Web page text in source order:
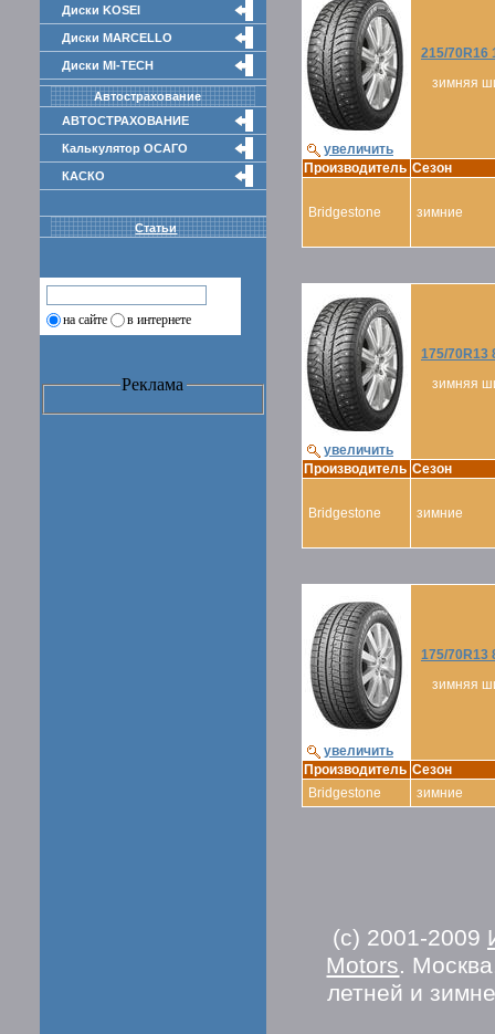
Диски KOSEI
Диски MARCELLO
Диски MI-TECH
Автострахование
АВТОСТРАХОВАНИЕ
Калькулятор ОСАГО
КАСКО
Статьи
на сайте в интернете
Реклама
увеличить
215/70R16
зимняя
Производитель Сезон
Bridgestone зимние
увеличить
175/70R13
зимняя
Производитель Сезон
Bridgestone зимние
увеличить
175/70R13
зимняя
Производитель Сезон
Bridgestone
зимние
(c) 2001-2009
Motors.
летней и